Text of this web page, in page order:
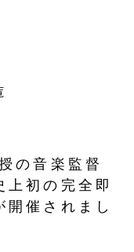
の音楽監督
上初の完全即
催されまし